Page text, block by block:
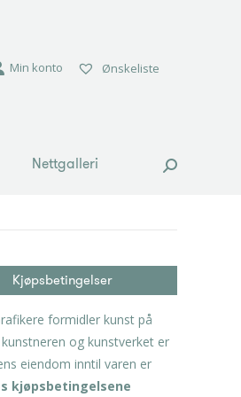
Min konto Ønskeliste
Nettgalleri Search:
Kjøpsbetingelser
formidler kunst på
og kunstverket er
eiendom inntil varen er
kjøpsbetingelsene